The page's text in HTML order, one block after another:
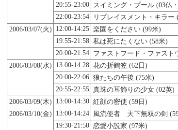
20:55-23:00
スイミング・プール (03仏
22:00-23:54
リプレイスメント・キラー
2006/03/07(火)
12:00-14:25 楽園をください (99米)
19:55-21:58 私は死にたくない (58米)
20:00-21:54
ファストフード・ファスト
2006/03/08(水)
13:00-14:28 花の折鶴笠 (62日)
20:00-22:06 狼たちの午後 (75米)
20:55-22:55 真珠の耳飾りの少女 (02英)
2006/03/09(木)
13:00-14:30 紅顔の密使 (59日)
2006/03/10(金) 13:00-14:24 風流使者 天下無双の剣
19:30-21:50 恋愛小説家 (97米)